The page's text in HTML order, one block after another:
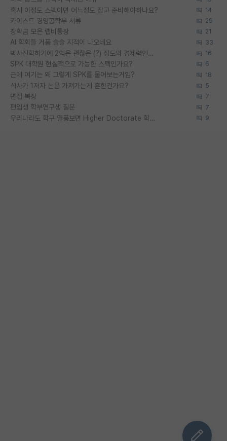
혹시 이정도 스펙이면 어느정도 잡고 준비해야하나요? 14
카이스트 경영공학부 서류 29
장학금 모은 랩비통장 21
AI 학회들 거품 슬슬 지적이 나오네요 33
박사진학하기에 2억은 괜찮은 (?) 정도의 경제력인가요 16
SPK 대학원 현실적으로 가능한 스펙인가요? 6
근데 여기는 왜 그렇게 SPK를 물어보는거임? 18
석사가 1저자 논문 가져가는게 흔한건가요? 5
면접 복장 7
편입생 학부연구생 질문 7
우리나라도 학구 열풍보면 Higher Doctorate 학위가 필요하다고 봅니다. 9